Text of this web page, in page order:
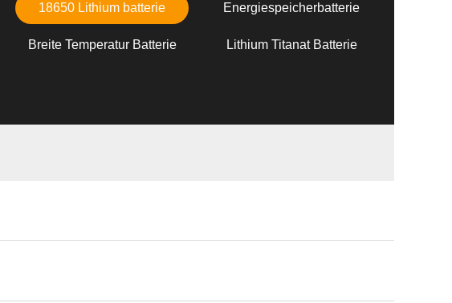
18650 Lithium batterie Energiespeicherbatterie
Breite Temperatur Batterie Lithium Titanat Batterie